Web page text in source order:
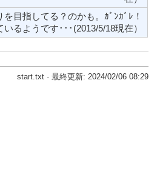
を目指してる？のかも。ｶﾞﾝｶﾞﾚ！
いるようです･･･(2013/5/18現在）
start.txt · 最終更新: 2024/02/06 08:29